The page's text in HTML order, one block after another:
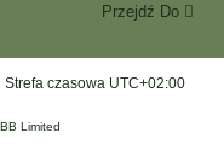
Przejdź Do
Strefa czasowa UTC+02:00
Limited